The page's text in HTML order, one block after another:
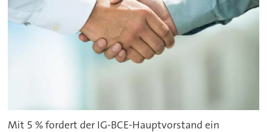
Mit 5 % fordert der IG-BCE-Hauptvorstand ein